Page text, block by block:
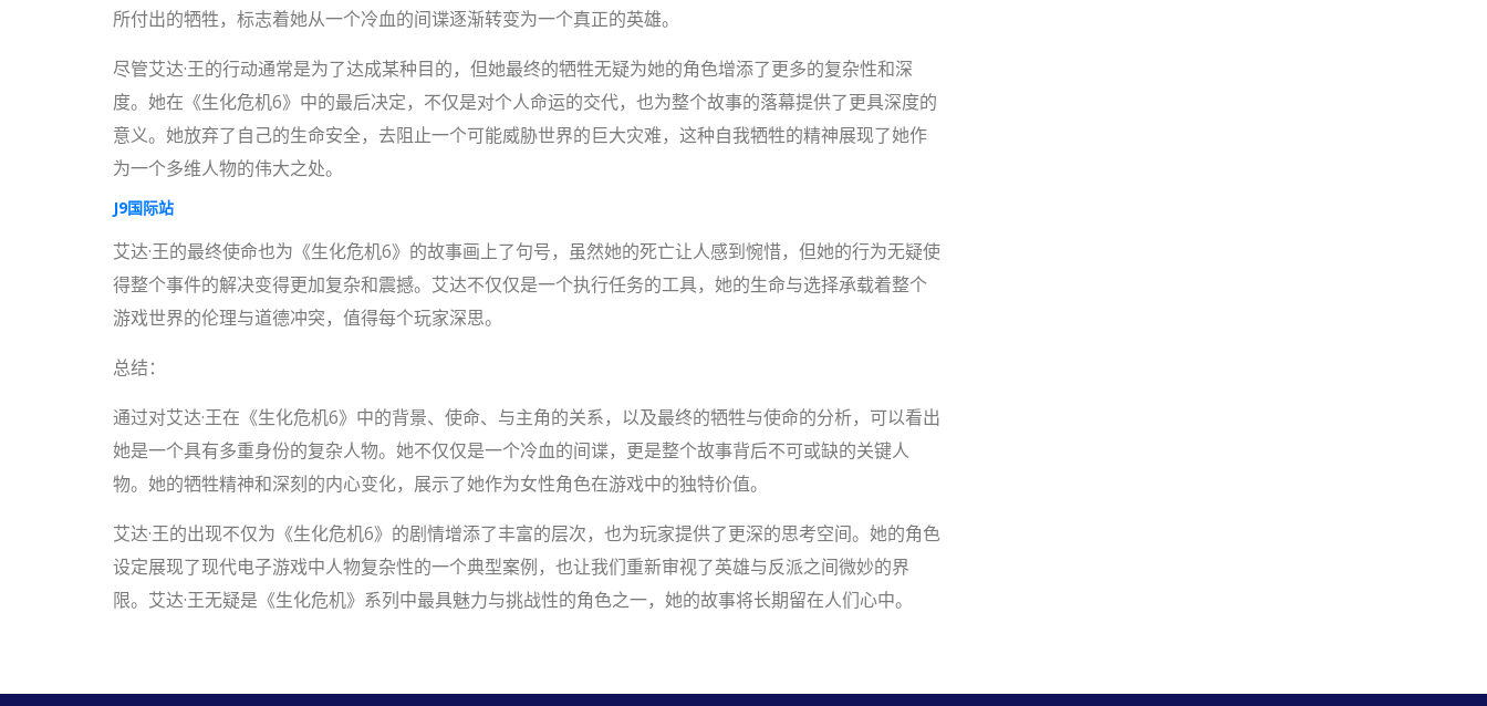
所付出的牺牲，标志着她从一个冷血的间谍逐渐转变为一个真正的英雄。
尽管艾达·王的行动通常是为了达成某种目的，但她最终的牺牲无疑为她的角色增添了更多的复杂性和深
度。她在《生化危机6》中的最后决定，不仅是对个人命运的交代，也为整个故事的落幕提供了更具深度的
意义。她放弃了自己的生命安全，去阻止一个可能威胁世界的巨大灾难，这种自我牺牲的精神展现了她作
为一个多维人物的伟大之处。
J9国际站
艾达·王的最终使命也为《生化危机6》的故事画上了句号，虽然她的死亡让人感到惋惜，但她的行为无疑使
得整个事件的解决变得更加复杂和震撼。艾达不仅仅是一个执行任务的工具，她的生命与选择承载着整个
游戏世界的伦理与道德冲突，值得每个玩家深思。
总结：
通过对艾达·王在《生化危机6》中的背景、使命、与主角的关系，以及最终的牺牲与使命的分析，可以看出
她是一个具有多重身份的复杂人物。她不仅仅是一个冷血的间谍，更是整个故事背后不可或缺的关键人
物。她的牺牲精神和深刻的内心变化，展示了她作为女性角色在游戏中的独特价值。
艾达·王的出现不仅为《生化危机6》的剧情增添了丰富的层次，也为玩家提供了更深的思考空间。她的角色
设定展现了现代电子游戏中人物复杂性的一个典型案例，也让我们重新审视了英雄与反派之间微妙的界
限。艾达·王无疑是《生化危机》系列中最具魅力与挑战性的角色之一，她的故事将长期留在人们心中。